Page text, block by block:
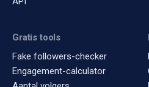
Gratis tools
Fake followers-checker
Engagement-calculator